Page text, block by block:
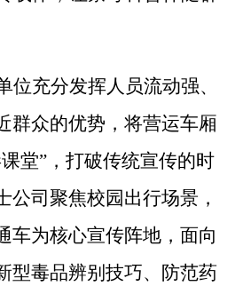
位充分发挥人员流动强、
群众的优势，将营运车厢
堂”，打破传统宣传的时
公司聚焦校园出行场景，
车为核心宣传阵地，面向
型毒品辨别技巧、防范药